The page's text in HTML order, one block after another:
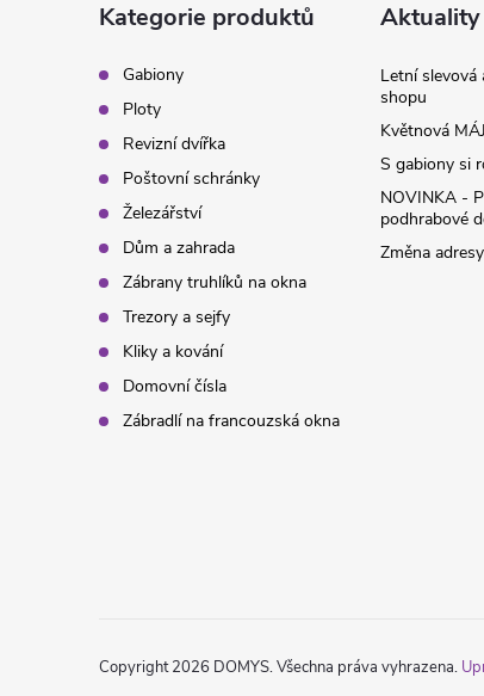
r
v
k
y
v
ý
p
i
s
Kategorie produktů
Gabiony
Ploty
Revizní dvířka
Poštovní schránky
Železářství
Dům a zahrada
Zábrany truhlíků na okna
Trezory a sejfy
Kliky a kování
Domovní čísla
Zábradlí na francouzská okna
Aktuality
Letní slevová
shopu
Květnová
S gabiony si
NOVINKA -
podhrabové
Změna
Copyright 2026 DOMYS. Všechna práva vyhrazena.